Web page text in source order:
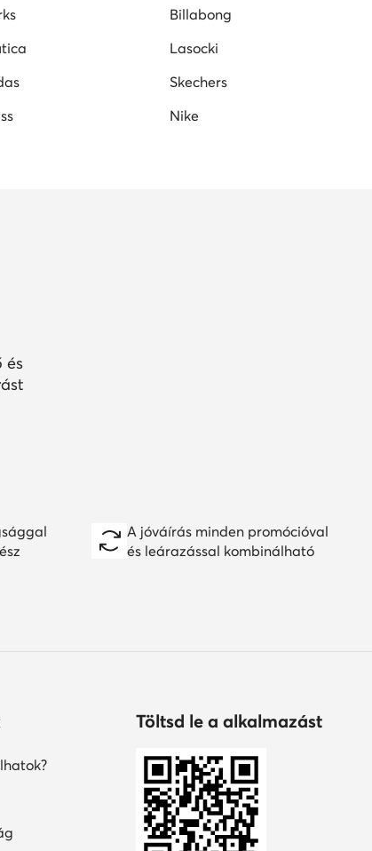
Billabong
Lasocki
Skechers
Nike
és
A jóváírás minden promócióval
és leárazással kombinálható
Töltsd le a alkalmazást